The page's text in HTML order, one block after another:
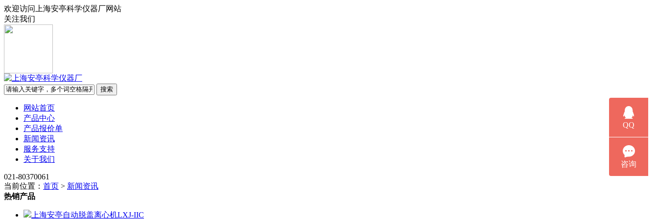
欢迎访问上海安亭科学仪器厂网站
关注我们
网站首页
产品中心
产品报价单
新闻资讯
服务支持
关于我们
021-80370061
当前位置： 首页 > 新闻资讯
热销产品
上海安亭自动脱盖离心机LXJ-IIC